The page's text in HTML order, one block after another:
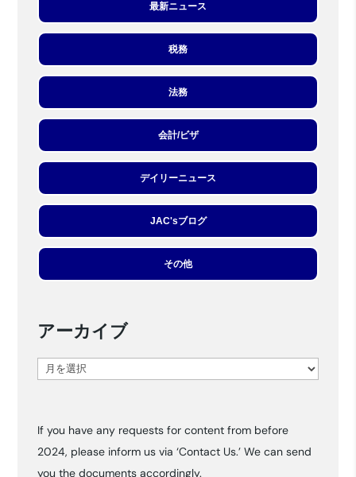
最新ニュース
税務
法務
会計/ビザ
デイリーニュース
JAC'sブログ
その他
アーカイブ
ア
イ
ブ
If you have any requests for content from before
2024, please inform us via ‘Contact Us.’ We can send
you the documents accordingly.